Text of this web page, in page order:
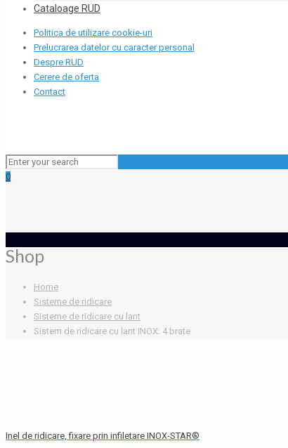
Cataloage RUD
Politica de utilizare cookie-uri
Prelucrarea datelor cu caracter personal
Despre RUD
Cerere de oferta
Contact
0
Shop
Home
Sisteme de ridicare
Sisteme de ridicare cu lant
Sistem de ridicare cu lant INOX: 4 brate
Inel de ridicare, fixare prin infiletare INOX-STAR®